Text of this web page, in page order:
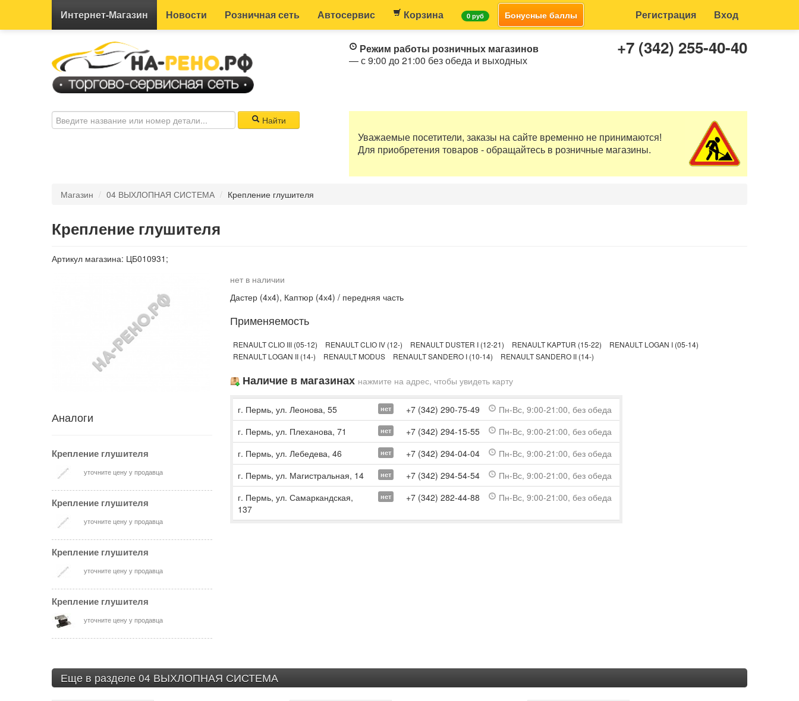
Интернет-Магазин Новости Розничная сеть Автосервис Корзина 0 руб Бонусные баллы Регистрация Вход
Режим работы розничных магазинов
— с 9:00 до 21:00 без обеда и выходных
+7 (342) 255-40-40
Найти
Уважаемые посетители, заказы на сайте временно не принимаются!
Для приобретения товаров - обращайтесь в розничные магазины.
Магазин / 04 ВЫХЛОПНАЯ СИСТЕМА / Крепление глушителя
Крепление глушителя
Артикул магазина: ЦБ010931;
Аналоги
Крепление глушителя
уточните цену у продавца
Крепление глушителя
уточните цену у продавца
Крепление глушителя
уточните цену у продавца
Крепление глушителя
уточните цену у продавца
нет в наличии
Дастер (4х4), Каптюр (4х4) / передняя часть
Применяемость
RENAULT CLIO III (05-12) RENAULT CLIO IV (12-) RENAULT DUSTER I (12-21) RENAULT KAPTUR (15-22)
RENAULT LOGAN I (05-14)
RENAULT LOGAN II (14-)
RENAULT MODUS RENAULT SANDERO I (10-14) RENAULT SANDERO II (14-)
Наличие в магазинах нажмите на адрес, чтобы увидеть карту
г. Пермь, ул. Леонова, 55 нет +7 (342) 290-75-49
Пн-Вс, 9:00-21:00, без обеда
г. Пермь, ул. Плеханова, 71
нет +7 (342) 294-15-55
Пн-Вс, 9:00-21:00, без обеда
г. Пермь, ул. Лебедева, 46
нет +7 (342) 294-04-04
Пн-Вс, 9:00-21:00, без обеда
г. Пермь, ул. Магистральная, 14
нет +7 (342) 294-54-54
Пн-Вс, 9:00-21:00, без обеда
г. Пермь, ул. Самаркандская,
137
нет +7 (342) 282-44-88 Пн-Вс, 9:00-21:00, без обеда
Еще в разделе 04 ВЫХЛОПНАЯ СИСТЕМА